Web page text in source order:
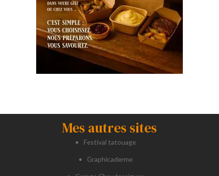
Mes autres sites
Festival tatouage
Graphicaderme